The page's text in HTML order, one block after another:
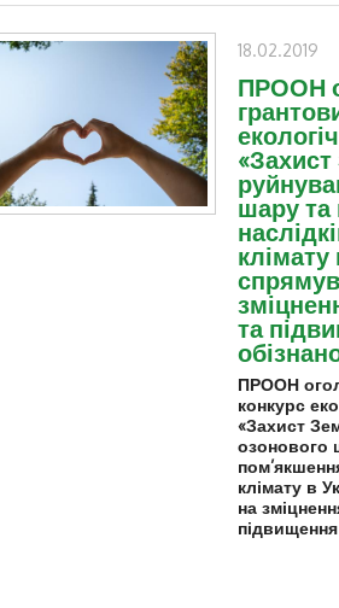
18.02.2019
ПРООН
«Захист
шару та
клімату
та
ПРООН
конкурс
«Захист
озонового
клімату в
на
підвищення